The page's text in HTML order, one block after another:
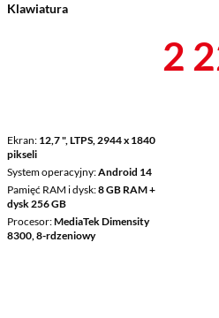
Klawiatura
Ekran 12,7 ", LTPS, 2944 x 1840
pikseli
System operacyjny Android 14
Pamięć RAM i dysk 8 GB RAM +
dysk 256 GB
Procesor MediaTek Dimensity
8300, 8-rdzeniowy
2